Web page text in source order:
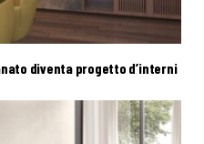
diventa progetto d’interni